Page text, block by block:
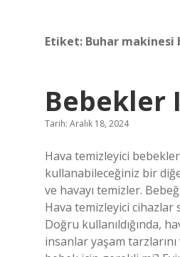
Etiket: Buhar
Bebekler
Tarih: Aralık 18, 2024
Hava temizleyici
kullanabileceğiniz bir
ve havayı temizler.
Hava temizleyici cihazlar
Doğru kullanıldığında,
insanlar yaşam